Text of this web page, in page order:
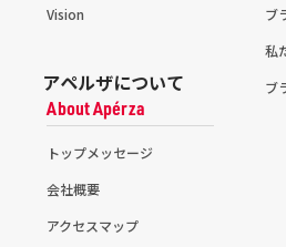
Vision
アペルザについて
About Apérza
トップメッセージ
会社概要
アクセスマップ
ブ
私
ブ